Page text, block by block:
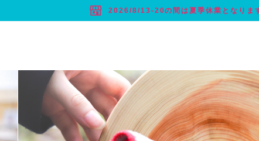
2026/8/13-20の間は夏季休業となりま